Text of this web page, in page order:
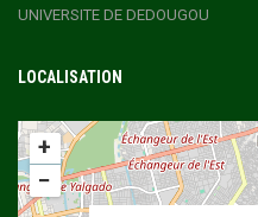
UNIVERSITE DE DEDOUGOU
LOCALISATION
+
−